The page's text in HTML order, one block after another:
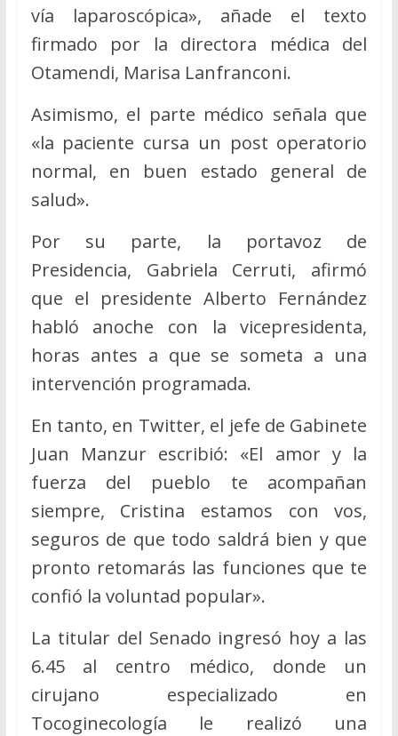
vía laparoscópica», añade el texto
firmado por la directora médica del
Otamendi, Marisa Lanfranconi.
Asimismo, el parte médico señala que
«la paciente cursa un post operatorio
normal, en buen estado general de
salud».
Por su parte, la portavoz de
Presidencia, Gabriela Cerruti, afirmó
que el presidente Alberto Fernández
habló anoche con la vicepresidenta,
horas antes a que se someta a una
intervención programada.
En tanto, en Twitter, el jefe de Gabinete
Juan Manzur escribió: «El amor y la
fuerza del pueblo te acompañan
siempre, Cristina estamos con vos,
seguros de que todo saldrá bien y que
pronto retomarás las funciones que te
confió la voluntad popular».
La titular del Senado ingresó hoy a las
6.45 al centro médico, donde un
cirujano especializado en
Tocoginecología le realizó una